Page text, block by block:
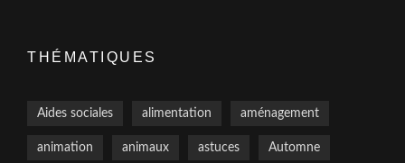
THÉMATIQUES
Aides sociales alimentation aménagement
animation animaux astuces Automne